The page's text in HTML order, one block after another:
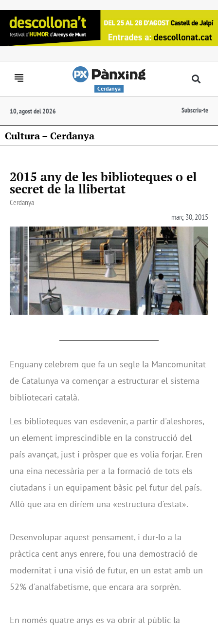
Cerdanya
10, agost del 2026 Subscriu-te
Cultura – Cerdanya
2015 any de les biblioteques o el
secret de la llibertat
Cerdanya
març 30, 2015
Enguany celebrem que fa un segle la Mancomunitat
de Catalunya va començar a estructurar el sistema
bibliotecari català.
Les biblioteques van esdevenir, a partir d'aleshores,
un element imprescindible en la construcció del
país avançat, just i pròsper que es volia forjar. Eren
una eina necessària per a la formació de tots els
ciutadans i un equipament bàsic pel futur del país.
Allò que ara en diríem una «estructura d'estat».
Desenvolupar aquest pensament, i dur-lo a la
pràctica cent anys enrere, fou una demostració de
modernitat i una visió de futur, en un estat amb un
52% d'analfabetisme, que encara ara sorprèn.
En només quatre anys es va obrir al públic la